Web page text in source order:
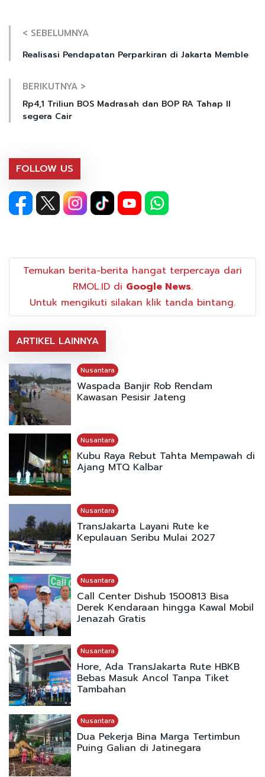
< SEBELUMNYA
Realisasi Pendapatan Perparkiran di Jakarta Memble
BERIKUTNYA >
Rp4,1 Triliun BOS Madrasah dan BOP RA Tahap II
segera Cair
FOLLOW US
Temukan berita-berita hangat terpercaya dari
RMOL.ID di Google News.
Untuk mengikuti silakan klik tanda bintang.
ARTIKEL LAINNYA
Nusantara
Waspada Banjir Rob Rendam
Kawasan Pesisir Jateng
Nusantara
Kubu Raya Rebut Tahta Mempawah di
Ajang MTQ Kalbar
Nusantara
TransJakarta Layani Rute ke
Kepulauan Seribu Mulai 2027
Nusantara
Call Center Dishub 1500813 Bisa
Derek Kendaraan hingga Kawal Mobil
Jenazah Gratis
Nusantara
Hore, Ada TransJakarta Rute HBKB
Bebas Masuk Ancol Tanpa Tiket
Tambahan
Nusantara
Dua Pekerja Bina Marga Tertimbun
Puing Galian di Jatinegara